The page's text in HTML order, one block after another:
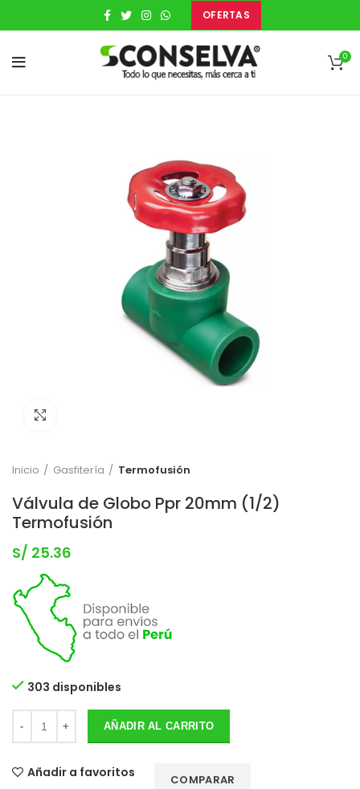
OFERTAS
0
Inicio Gasfitería Termofusión
Válvula de Globo Ppr 20mm (1/2)
Termofusión
S/ 25.36
303 disponibles
AÑADIR AL CARRITO
Añadir a favoritos COMPARAR